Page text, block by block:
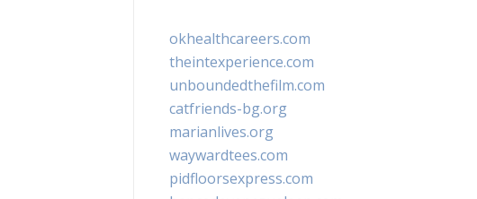
okhealthcareers.com
theintexperience.com
unboundedthefilm.com
catfriends-bg.org
marianlives.org
waywardtees.com
pidfloorsexpress.com